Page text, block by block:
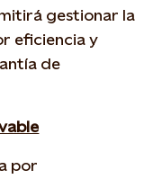
gestionar la
eficiencia y
de
por